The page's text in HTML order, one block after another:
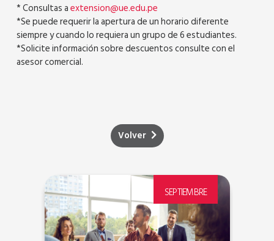
* Consultas aextension@ue.edu.pe
*Se puede requerir la apertura de un horario diferente
siempre y cuando lo requiera un grupo de 6 estudiantes.
*Solicite información sobre descuentos consulte con el
asesor comercial.
Volver
SEPTIEMBRE